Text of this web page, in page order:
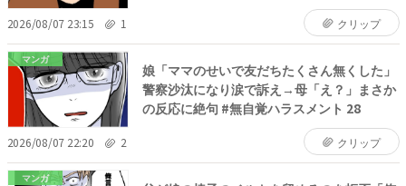
2026/08/07 23:15 1 クリップ
マンガ
娘「ママのせいで友だちたくさん無くした」
警察沙汰になり涙で訴え→母「え？」まさか
の反応に絶句 #無自覚ハラスメント 28
2026/08/07 22:20 2 クリップ
マンガ